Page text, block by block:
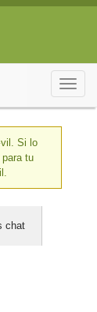
Toggle
Si lo
tu
chat